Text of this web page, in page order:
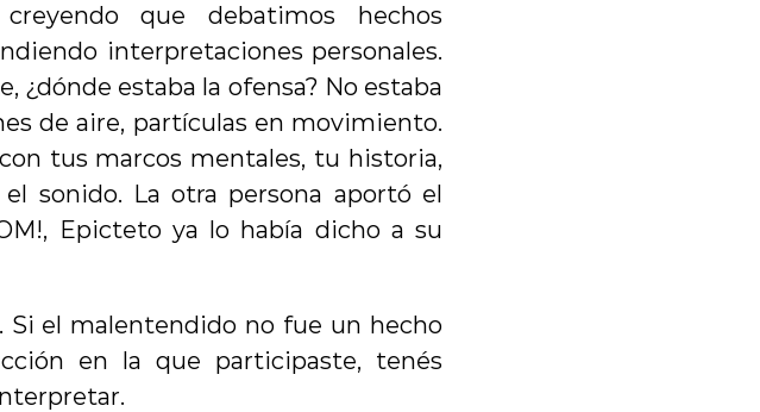
que debatimos hechos
interpretaciones personales.
¿dónde estaba la ofensa? No estaba
de aire, partículas en movimiento.
tus marcos mentales, tu historia,
sonido. La otra persona aportó el
Epicteto ya lo había dicho a su
Si el malentendido no fue un hecho
en la que participaste, tenés